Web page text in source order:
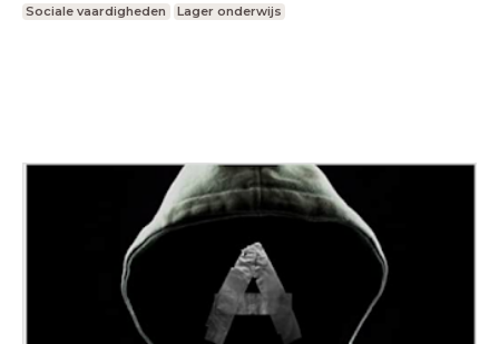
Sociale vaardigheden Lager onderwijs